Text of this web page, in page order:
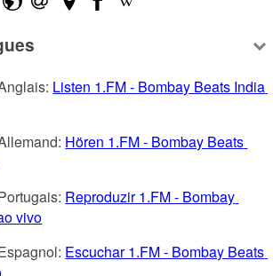
Listen 1.FM - Bombay Beats India
Hören 1.FM - Bombay Beats
Reproduzir 1.FM - Bombay
vivo
Escuchar 1.FM - Bombay Beats